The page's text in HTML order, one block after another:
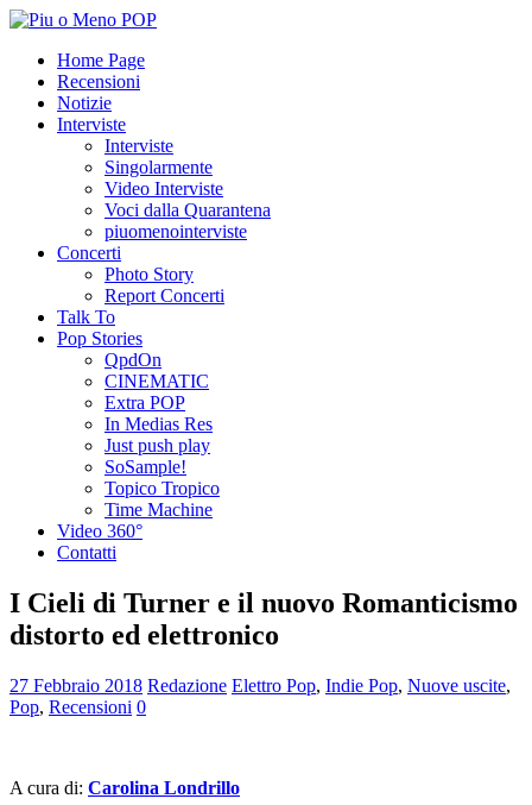
Home Page
Recensioni
Notizie
Interviste
Interviste
Singolarmente
Video Interviste
Voci dalla Quarantena
piuomenointerviste
Concerti
Photo Story
Report Concerti
Talk To
Pop Stories
QpdOn
CINEMATIC
Extra POP
In Medias Res
Just push play
SoSample!
Topico Tropico
Time Machine
Video 360°
Contatti
I Cieli di Turner e il nuovo Romanticismo
distorto ed elettronico
27 Febbraio 2018 Redazione Elettro Pop, Indie Pop, Nuove uscite,
Pop, Recensioni 0
A cura di: Carolina Londrillo